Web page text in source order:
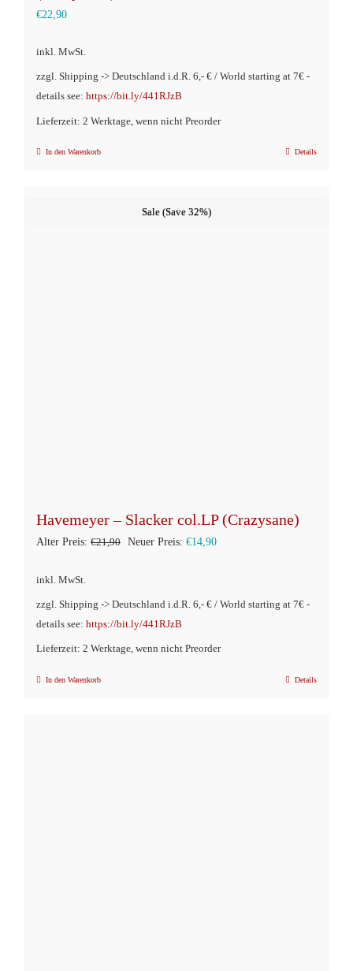
€22,90
inkl. MwSt.
zzgl. Shipping -> Deutschland i.d.R. 6,- € / World starting at 7€ -
details see: https://bit.ly/441RJzB
Lieferzeit: 2 Werktage, wenn nicht Preorder
In den Warenkorb Details
Sale (Save 32%)
Havemeyer – Slacker col.LP (Crazysane)
Alter Preis: €21,90 Ursprünglicher
€21,90
Neuer Preis: €14,90Aktueller
€14,90.
inkl. MwSt.
zzgl. Shipping -> Deutschland i.d.R. 6,- € / World starting at 7€ -
details see: https://bit.ly/441RJzB
Lieferzeit: 2 Werktage, wenn nicht Preorder
In den Warenkorb Details